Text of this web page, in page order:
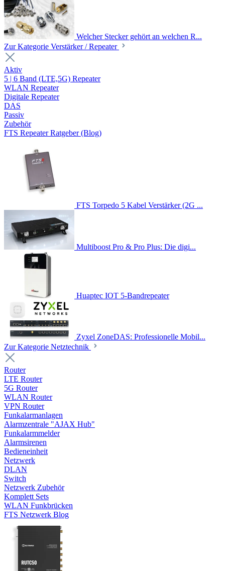
Welcher Stecker gehört an welchen R...
Zur Kategorie Verstärker / Repeater
Aktiv
5 | 6 Band (LTE,5G) Repeater
WLAN Repeater
Digitale Repeater
DAS
Passiv
Zubehör
FTS Repeater Ratgeber (Blog)
FTS Torpedo 5 Kabel Verstärker (2G ...
Multiboost Pro & Pro Plus: Die digi...
Huaptec IOT 5-Bandrepeater
Zyxel ZoneDAS: Professionelle Mobil...
Zur Kategorie Netztechnik
Router
LTE Router
5G Router
WLAN Router
VPN Router
Funkalarmanlagen
Alarmzentrale "AJAX Hub"
Funkalarmmelder
Alarmsirenen
Bedieneinheit
Netzwerk
DLAN
Switch
Netzwerk Zubehör
Komplett Sets
WLAN Funkbrücken
FTS Netzwerk Blog